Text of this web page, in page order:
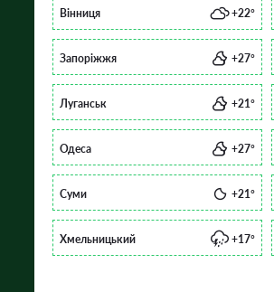
Вінниця +22°
Запоріжжя +27°
Луганськ +21°
Одеса +27°
Суми +21°
Хмельницький +17°